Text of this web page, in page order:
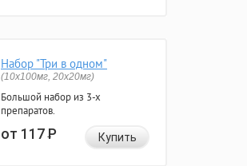
Набор "Три в одном"
(10x100мг, 20x20мг)
Большой набор из 3-х
препаратов.
от 117Р Купить